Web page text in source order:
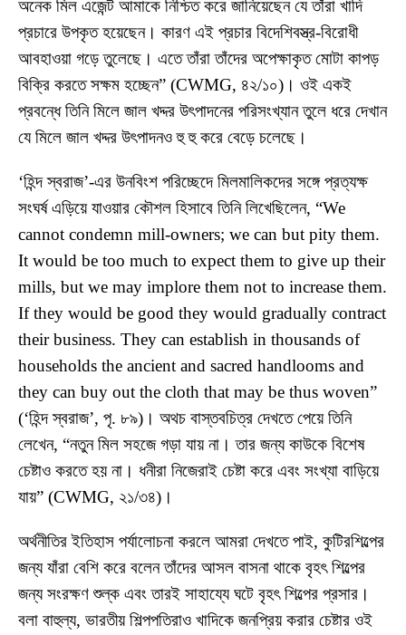
অনেক মিল এজেন্ট আমাকে নিশ্চিত করে জানিয়েছেন যে তাঁরা খাদি
প্রচারে উপকৃত হয়েছেন। কারণ এই প্রচার বিদেশিবস্ত্র-বিরোধী
আবহাওয়া গড়ে তুলেছে। এতে তাঁরা তাঁদের অপেক্ষাকৃত মোটা কাপড়
বিক্রি করতে সক্ষম হচ্ছেন” (CWMG, ৪২/১০)। ওই একই
প্রবন্ধে তিনি মিলে জাল খদ্দর উৎপাদনের পরিসংখ্যান তুলে ধরে দেখান
যে মিলে জাল খদ্দর উৎপাদনও হু হু করে বেড়ে চলেছে।
‘হিন্দ স্বরাজ’-এর উনবিংশ পরিচ্ছেদে মিলমালিকদের সঙ্গে প্রত্যক্ষ
সংঘর্ষ এড়িয়ে যাওয়ার কৌশল হিসাবে তিনি লিখেছিলেন, “We
cannot condemn mill-owners; we can but pity them.
It would be too much to expect them to give up their
mills, but we may implore them not to increase them.
If they would be good they would gradually contract
their business. They can establish in thousands of
households the ancient and sacred handlooms and
they can buy out the cloth that may be thus woven”
(‘হিন্দ স্বরাজ’, পৃ. ৮৯)। অথচ বাস্তবচিত্র দেখতে পেয়ে তিনি
লেখেন, “নতুন মিল সহজে গড়া যায় না। তার জন্য কাউকে বিশেষ
চেষ্টাও করতে হয় না। ধনীরা নিজেরাই চেষ্টা করে এবং সংখ্যা বাড়িয়ে
যায়” (CWMG, ২১/৩৪)।
অর্থনীতির ইতিহাস পর্যালোচনা করলে আমরা দেখতে পাই, কুটিরশিল্পের
জন্য যাঁরা বেশি করে বলেন তাঁদের আসল বাসনা থাকে বৃহৎ শিল্পের
জন্য সংরক্ষণ শুল্ক এবং তারই সাহায্যে ঘটে বৃহৎ শিল্পের প্রসার।
বলা বাহুল্য, ভারতীয় শিল্পপতিরাও খাদিকে জনপ্রিয় করার চেষ্টার ওই